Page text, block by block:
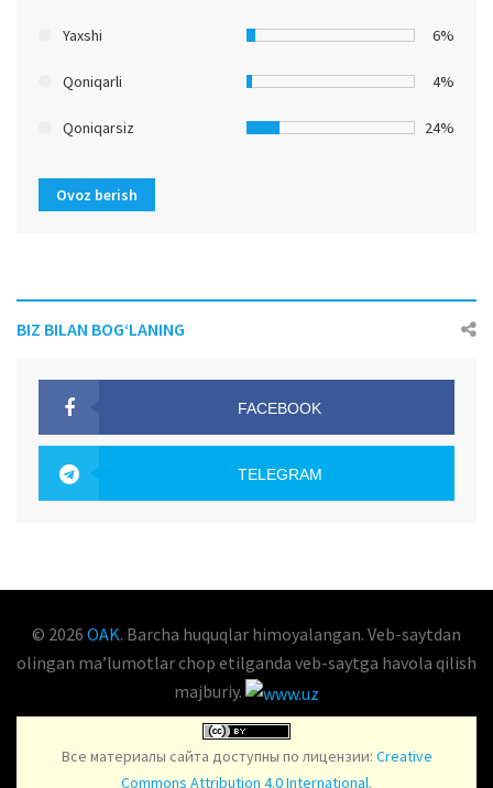
Yaxshi 6%
Qoniqarli 4%
Qoniqarsiz 24%
Ovoz berish
BIZ BILAN BOG‘LANING
FACEBOOK
TELEGRAM
© 2026 OAK. Barcha huquqlar himoyalangan. Veb-saytdan
olingan maʼlumotlar chop etilganda veb-saytga havola qilish
majburiy.
Все материалы сайта доступны по лицензии: Creative
Commons Attribution 4.0 International.